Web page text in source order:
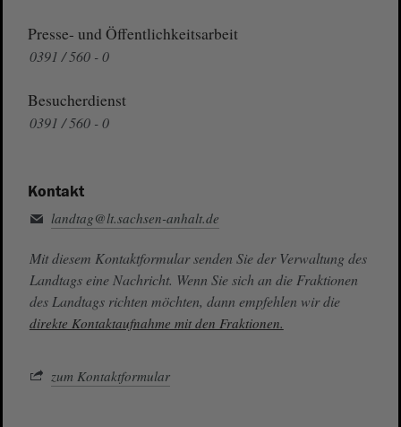
Presse- und Öffentlichkeitsarbeit
0391 / 560 - 0
Besucherdienst
0391 / 560 - 0
Kontakt
landtag@lt.sachsen-anhalt.de
Mit diesem Kontaktformular senden Sie der Verwaltung des
Landtags eine Nachricht. Wenn Sie sich an die Fraktionen
des Landtags richten möchten, dann empfehlen wir die
direkte Kontaktaufnahme mit den Fraktionen.
zum Kontaktformular